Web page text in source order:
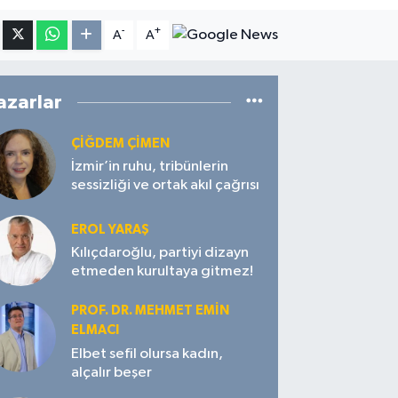
A- A+
ÇIĞDEM ÇIMEN
İzmir’in ruhu, tribünlerin
sessizliği ve ortak akıl çağrısı
EROL YARAŞ
Kılıçdaroğlu, partiyi dizayn
etmeden kurultaya gitmez!
PROF. DR. MEHMET EMIN
ELMACI
Elbet sefil olursa kadın,
alçalır beşer